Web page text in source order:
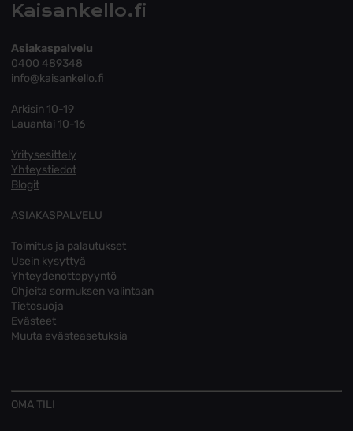
Kaisankello.fi
Asiakaspalvelu
0400 489348
info@kaisankello.fi
Arkisin 10-19
Lauantai 10-16
Yritysesittely
Yhteystiedot
Blogit
ASIAKASPALVELU
Toimitus ja palautukset
Usein kysyttyä
Yhteydenottopyyntö
Ohjeita sormuksen valintaan
Tietosuoja
Evästeet
Muuta evästeasetuksia
OMA TILI